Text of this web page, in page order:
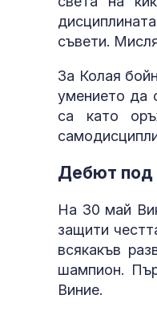
съвети.
За Колая
умението да
са като
Дебют под
На 30 май
защити
всякакъв
шампион.
Виние.